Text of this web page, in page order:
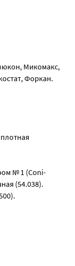
Микомакс,
Форкан.
№ 1 (Coni-
(54.038).